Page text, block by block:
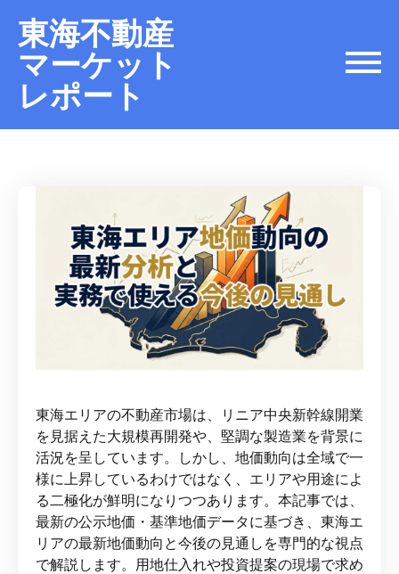
東海不動産
マーケット
レポート
東海エリアの不動産市場は、リニア中央新幹線開業
を見据えた大規模再開発や、堅調な製造業を背景に
活況を呈しています。しかし、地価動向は全域で一
様に上昇しているわけではなく、エリアや用途によ
る二極化が鮮明になりつつあります。本記事では、
最新の公示地価・基準地価データに基づき、東海エ
リアの最新地価動向と今後の見通しを専門的な視点
で解説します。用地仕入れや投資提案の現場で求め